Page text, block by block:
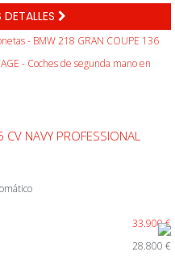
NAVY PROFESSIONAL
33.900 €
28.800 €